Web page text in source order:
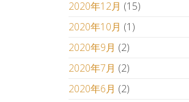
2020年12月 (15)
2020年10月 (1)
2020年9月 (2)
2020年7月 (2)
2020年6月 (2)